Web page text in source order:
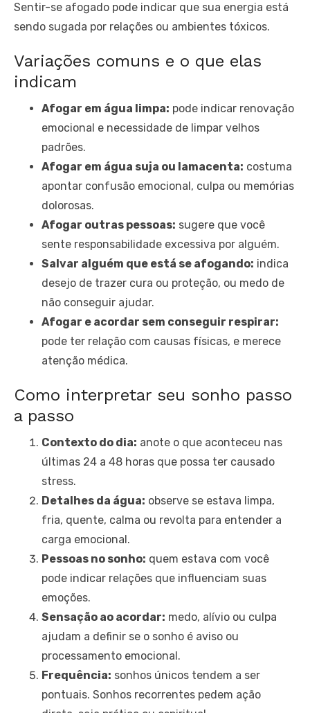
Sentir-se afogado pode indicar que sua energia está
sendo sugada por relações ou ambientes tóxicos.
Variações comuns e o que elas
indicam
Afogar em água limpa: pode indicar renovação
emocional e necessidade de limpar velhos
padrões.
Afogar em água suja ou lamacenta: costuma
apontar confusão emocional, culpa ou memórias
dolorosas.
Afogar outras pessoas: sugere que você
sente responsabilidade excessiva por alguém.
Salvar alguém que está se afogando: indica
desejo de trazer cura ou proteção, ou medo de
não conseguir ajudar.
Afogar e acordar sem conseguir respirar:
pode ter relação com causas físicas, e merece
atenção médica.
Como interpretar seu sonho passo
a passo
Contexto do dia: anote o que aconteceu nas
últimas 24 a 48 horas que possa ter causado
stress.
Detalhes da água: observe se estava limpa,
fria, quente, calma ou revolta para entender a
carga emocional.
Pessoas no sonho: quem estava com você
pode indicar relações que influenciam suas
emoções.
Sensação ao acordar: medo, alívio ou culpa
ajudam a definir se o sonho é aviso ou
processamento emocional.
Frequência: sonhos únicos tendem a ser
pontuais. Sonhos recorrentes pedem ação